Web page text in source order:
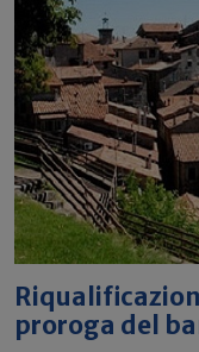
proroga del